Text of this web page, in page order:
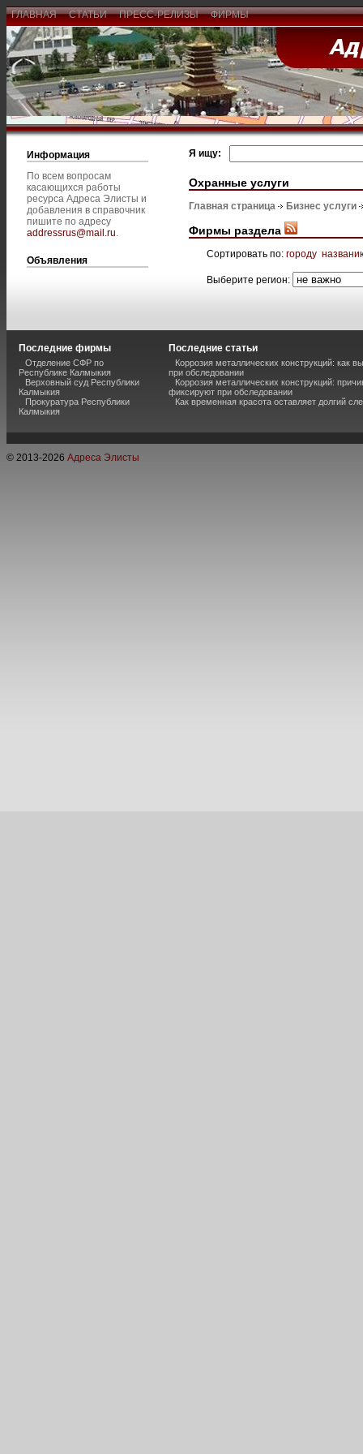
ГЛАВНАЯ СТАТЬИ ПРЕСС-РЕЛИЗЫ ФИРМЫ
Информация
По всем вопросам
касающихся работы
ресурса Адреса Элисты и
добавления в справочник
пишите по адресу
addressrus@mail.ru.
Объявления
Я ищу:
Охранные услуги
Главная страница Бизнес услуги
Фирмы раздела
Сортировать по: городу
Выберите регион:
Последние фирмы
Отделение СФР по
Республике Калмыкия
Верховный суд Республики
Калмыкия
Прокуратура Республики
Калмыкия
Последние статьи
Коррозия металлических конструкций: как
при обследовании
Коррозия металлических конструкций:
фиксируют при обследовании
Как временная красота оставляет долгий
© 2013-2026 Адреса Элисты